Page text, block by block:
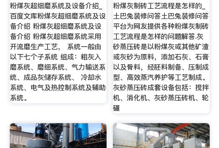
粉煤灰超细磨系统及设备介绍_
百度文库粉煤灰超细磨系统及设
备介绍 粉煤灰超细磨系统及设
备介绍 粉煤灰超细磨系统采用
开流磨生产工艺， 系统一般由
以下七个子系统 组成：粗灰入
磨系统、磨细系统、气力输送系
统、成品灰储存系统、 冷却水
系统、电气及热控制系统及辅助
系统。
粉煤灰制砖工艺流程是怎样的_
土巴兔装修问答土巴兔装修问答
平台为网友提供各种粉煤灰制砖
工艺流程是怎样的问题解答.灰
砂蒸压砖是以粉煤灰或其他矿渣
或灰砂为原料，添加石灰、石膏
以及骨料，经胚料制备、压制成
型、高效蒸汽养护等工艺制成。
灰砂蒸压砖成套设备包括：搅拌
机、消化机、灰砂蒸压砖机、轮
碾